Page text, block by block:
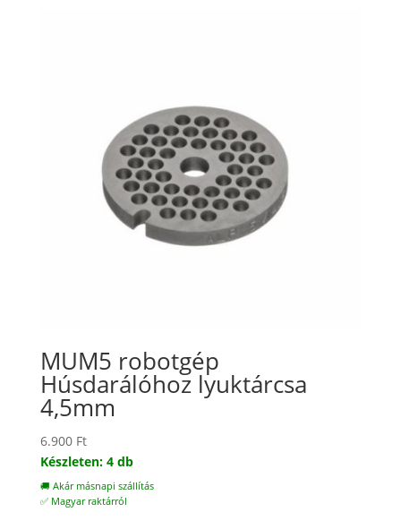
MUM5 robotgép
Húsdarálóhoz lyuktárcsa
4,5mm
6.900 Ft
Készleten: 4 db
🚚 Akár másnapi szállítás
✅ Magyar raktárról